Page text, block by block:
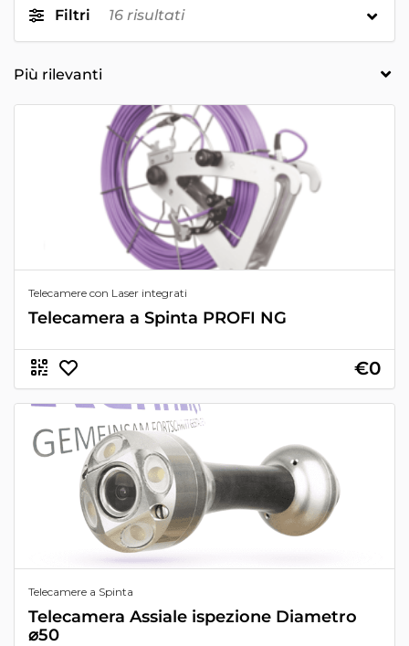
Filtri 16 risultati
Telecamere con Laser integrati
Telecamera a Spinta PROFI NG
€0
Telecamere a Spinta
Telecamera Assiale ispezione Diametro
⌀50